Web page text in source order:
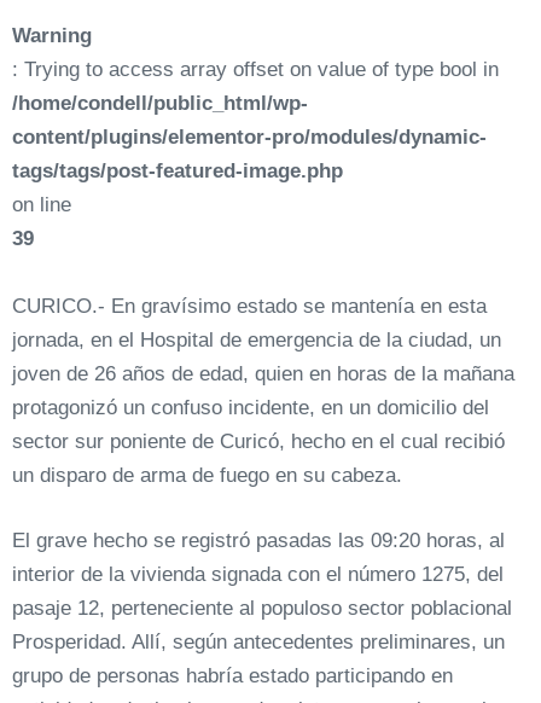
Warning
: Trying to access array offset on value of type bool in
/home/condell/public_html/wp-
content/plugins/elementor-pro/modules/dynamic-
tags/tags/post-featured-image.php
on line
39
CURICO.- En gravísimo estado se mantenía en esta
jornada, en el Hospital de emergencia de la ciudad, un
joven de 26 años de edad, quien en horas de la mañana
protagonizó un confuso incidente, en un domicilio del
sector sur poniente de Curicó, hecho en el cual recibió
un disparo de arma de fuego en su cabeza.
El grave hecho se registró pasadas las 09:20 horas, al
interior de la vivienda signada con el número 1275, del
pasaje 12, perteneciente al populoso sector poblacional
Prosperidad. Allí, según antecedentes preliminares, un
grupo de personas habría estado participando en